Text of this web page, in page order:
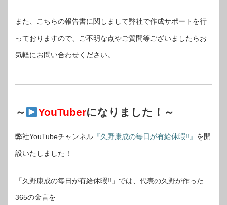
また、こちらの報告書に関しまして弊社で作成サポートを行
っておりますので、ご不明な点やご質問等ございましたらお
気軽にお問い合わせください。
～ YouTuberになりました！～
弊社YouTubeチャンネル 『久野康成の毎日が有給休暇!!』 を開
設いたしました！
「久野康成の毎日が有給休暇!!」では、代表の久野が作った
365の金言を